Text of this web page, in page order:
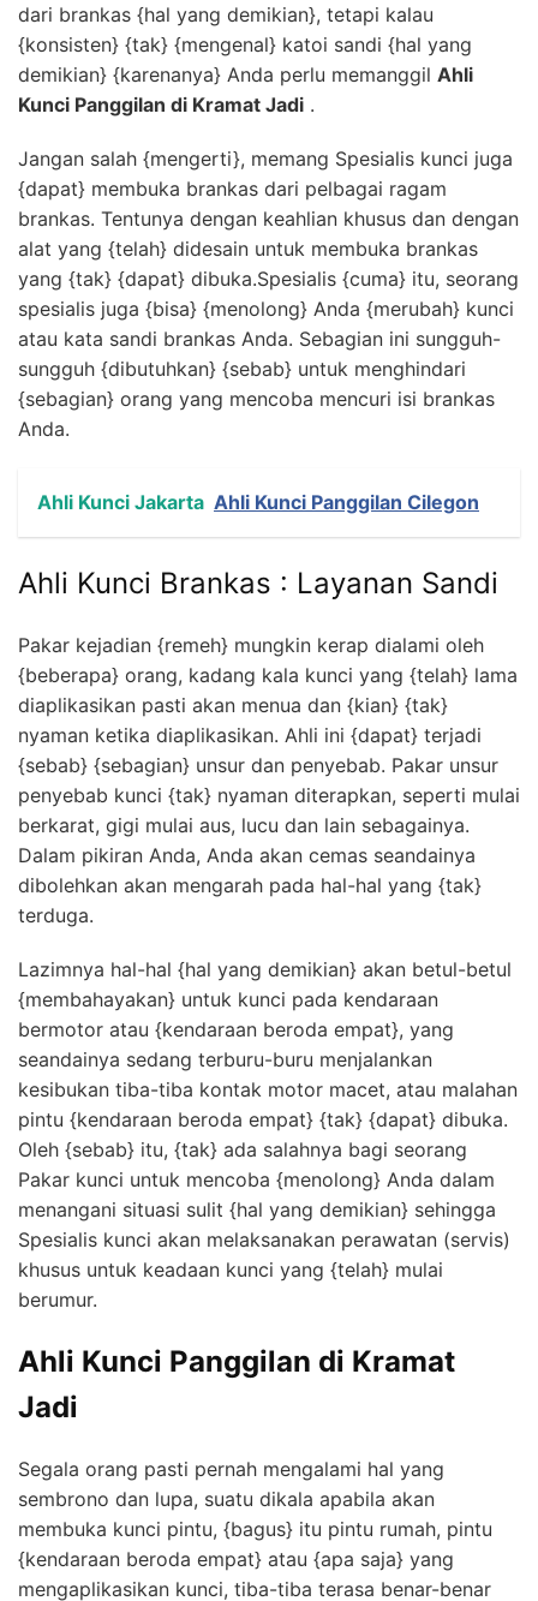
dari brankas {hal yang demikian}, tetapi kalau
{konsisten} {tak} {mengenal} katoi sandi {hal yang
demikian} {karenanya} Anda perlu memanggil Ahli
Kunci Panggilan di Kramat Jadi .
Jangan salah {mengerti}, memang Spesialis kunci juga
{dapat} membuka brankas dari pelbagai ragam
brankas. Tentunya dengan keahlian khusus dan dengan
alat yang {telah} didesain untuk membuka brankas
yang {tak} {dapat} dibuka.Spesialis {cuma} itu, seorang
spesialis juga {bisa} {menolong} Anda {merubah} kunci
atau kata sandi brankas Anda. Sebagian ini sungguh-
sungguh {dibutuhkan} {sebab} untuk menghindari
{sebagian} orang yang mencoba mencuri isi brankas
Anda.
Ahli Kunci Jakarta Ahli Kunci Panggilan Cilegon
Ahli Kunci Brankas : Layanan Sandi
Pakar kejadian {remeh} mungkin kerap dialami oleh
{beberapa} orang, kadang kala kunci yang {telah} lama
diaplikasikan pasti akan menua dan {kian} {tak}
nyaman ketika diaplikasikan. Ahli ini {dapat} terjadi
{sebab} {sebagian} unsur dan penyebab. Pakar unsur
penyebab kunci {tak} nyaman diterapkan, seperti mulai
berkarat, gigi mulai aus, lucu dan lain sebagainya.
Dalam pikiran Anda, Anda akan cemas seandainya
dibolehkan akan mengarah pada hal-hal yang {tak}
terduga.
Lazimnya hal-hal {hal yang demikian} akan betul-betul
{membahayakan} untuk kunci pada kendaraan
bermotor atau {kendaraan beroda empat}, yang
seandainya sedang terburu-buru menjalankan
kesibukan tiba-tiba kontak motor macet, atau malahan
pintu {kendaraan beroda empat} {tak} {dapat} dibuka.
Oleh {sebab} itu, {tak} ada salahnya bagi seorang
Pakar kunci untuk mencoba {menolong} Anda dalam
menangani situasi sulit {hal yang demikian} sehingga
Spesialis kunci akan melaksanakan perawatan (servis)
khusus untuk keadaan kunci yang {telah} mulai
berumur.
Ahli Kunci Panggilan di Kramat
Jadi
Segala orang pasti pernah mengalami hal yang
sembrono dan lupa, suatu dikala apabila akan
membuka kunci pintu, {bagus} itu pintu rumah, pintu
{kendaraan beroda empat} atau {apa saja} yang
mengaplikasikan kunci, tiba-tiba terasa benar-benar